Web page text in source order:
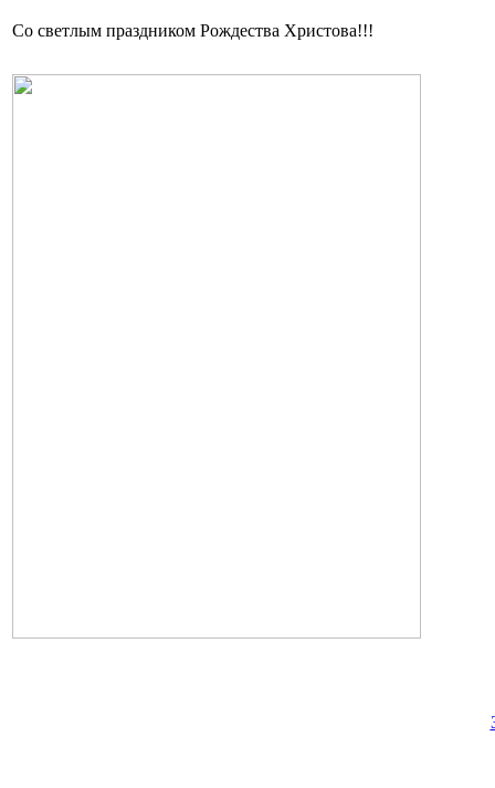
Со светлым праздником Рождества Христова!!!